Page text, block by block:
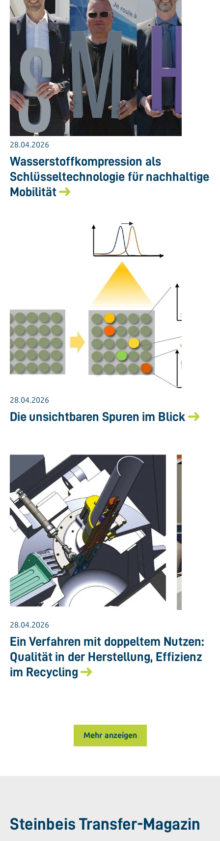
28.04.2026
Wasserstoffkompression als
Schlüsseltechnologie für nachhaltige
Mobilität
28.04.2026
Die unsichtbaren Spuren im Blick
28.04.2026
Ein Verfahren mit doppeltem Nutzen:
Qualität in der Herstellung, Effizienz
im Recycling
Mehr anzeigen
Steinbeis Transfer-Magazin